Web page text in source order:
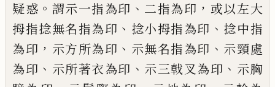
疑惑 。 謂示一指為印 、 二指為印 ， 或以左大
拇指捻無名指為印 、 捻小拇指為印 、 捻中指
為印 ， 示方所為印 、 示無名指為印 、 示頸處
為印 、 示所著衣為印 、 示三戟叉為印 、 示胸